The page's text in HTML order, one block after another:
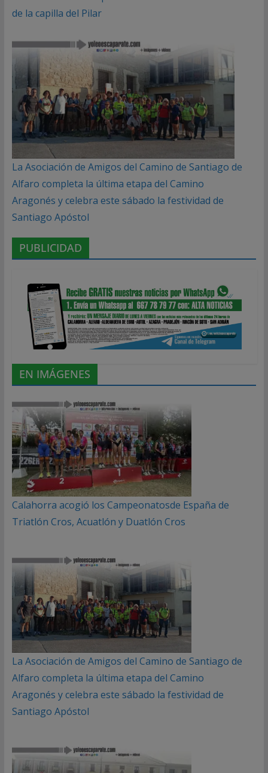
de la capilla del Pilar
La Asociación de Amigos del Camino de Santiago de
Alfaro completa la última etapa del Camino
Aragonés y celebra este sábado la festividad de
Santiago Apóstol
PUBLICIDAD
EN IMÁGENES
Calahorra acogió los Campeonatosde España de
Triatlón Cros, Acuatlón y Duatlón Cros
La Asociación de Amigos del Camino de Santiago de
Alfaro completa la última etapa del Camino
Aragonés y celebra este sábado la festividad de
Santiago Apóstol